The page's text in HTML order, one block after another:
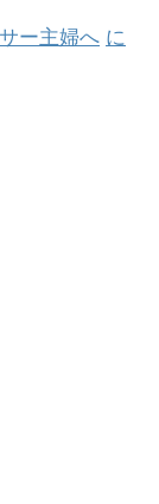
に